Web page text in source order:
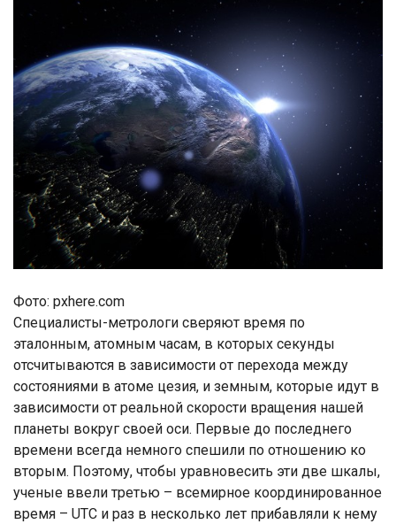
Фото: pxhere.com
Специалисты-метрологи сверяют время по
эталонным, атомным часам, в которых секунды
отсчитываются в зависимости от перехода между
состояниями в атоме цезия, и земным, которые идут в
зависимости от реальной скорости вращения нашей
планеты вокруг своей оси. Первые до последнего
времени всегда немного спешили по отношению ко
вторым. Поэтому, чтобы уравновесить эти две шкалы,
ученые ввели третью – всемирное координированное
время – UTC и раз в несколько лет прибавляли к нему